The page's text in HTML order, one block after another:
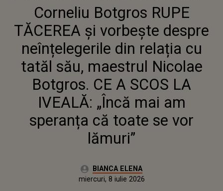
TĂCEREA ȘI VORBEȘTE DESPRE
NEÎNȚELEGERILE DIN RELAȚIA
CU TATĂL SĂU, MAESTRUL
NICOLAE BOTGROS. CE A SCOS
LA IVEALĂ: „ÎNCĂ MAI AM
SPERANȚA CĂ TOATE SE VOR
LĂMURI”
Corneliu Botgros RUPE
TĂCEREA și vorbește despre
neînțelegerile din relația cu
tatăl său, maestrul Nicolae
Botgros. CE A SCOS LA
IVEALĂ: „Încă mai am
speranța că toate se vor
lămuri”
Autor:BIANCA ELENA
Publicat:
miercuri, 8 iulie 2026